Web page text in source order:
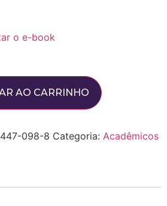
o e-book
AO CARRINHO
098-8 Categoria: Acadêmicos